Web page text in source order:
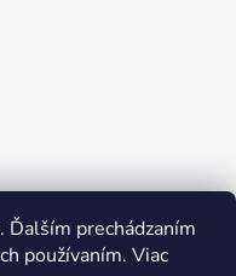
Ďalším prechádzaním
používaním. Viac